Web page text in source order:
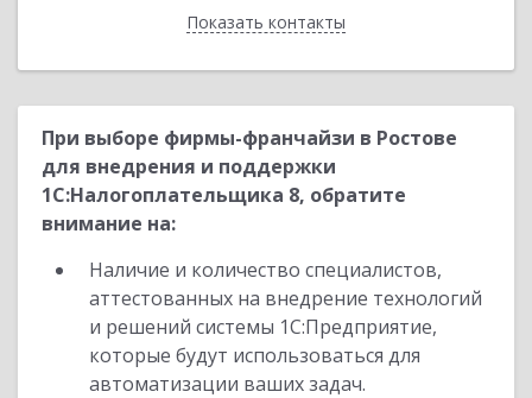
Показать контакты
Назад
При выборе фирмы-франчайзи в Ростове
для внедрения и поддержки
1С:Налогоплательщика 8, обратите
внимание на:
Наличие и количество специалистов,
аттестованных на внедрение технологий
и решений системы 1С:Предприятие,
которые будут использоваться для
автоматизации ваших задач.